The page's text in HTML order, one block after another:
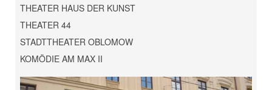
THEATER HAUS DER KUNST
THEATER 44
STADTTHEATER OBLOMOW
KOMÖDIE AM MAX II